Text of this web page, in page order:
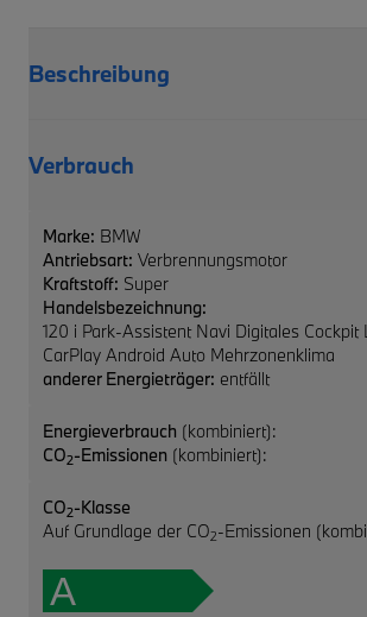
Beschreibung
Verbrauch
Marke: BMW
Antriebsart: Verbrennungsmotor
Kraftstoff: Super
Handelsbezeichnung:
120 i Park-Assistent Navi Digitales Cockpit
CarPlay Android Auto Mehrzonenklima
anderer Energieträger: entfällt
Energieverbrauch (kombiniert):
CO2-Emissionen (kombiniert):
CO2-Klasse
Auf Grundlage der CO2-Emissionen
A